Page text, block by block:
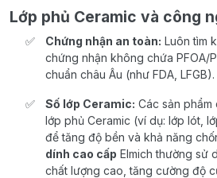
Lớp phủ Ceramic và công
Chứng nhận an toàn: Luôn tìm
chứng nhận không chứa PFOA/
chuẩn châu Âu (như FDA, LFGB).
Số lớp Ceramic: Các sản
lớp phủ Ceramic (ví dụ: lớp lót,
để tăng độ bền và khả năng
dính cao cấp Elmich thường sử
chất lượng cao, tăng cường độ